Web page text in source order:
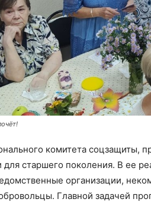
комитета соцзащиты,
старшего поколения. В ее
организации,
Главной задачей